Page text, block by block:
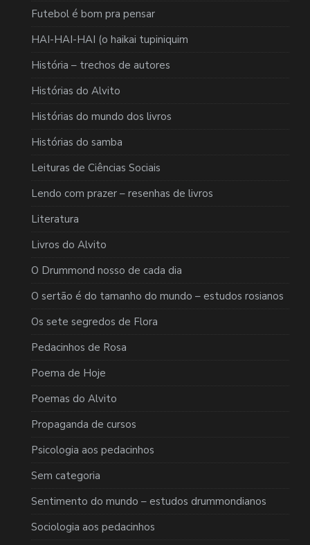
Futebol é bom pra pensar
HAI-HAI-HAI (o haikai tupiniquim
História – trechos de autores
Histórias do Alvito
Histórias do mundo dos livros
Histórias do samba
Leituras de Ciências Sociais
Lendo com prazer – resenhas de livros
Literatura
Livros do Alvito
O Drummond nosso de cada dia
O sertão é do tamanho do mundo – estudos rosianos
Os sete segredos de Flora
Pedacinhos de Rosa
Poema de Hoje
Poemas do Alvito
Propaganda de cursos
Psicologia aos pedacinhos
Sem categoria
Sentimento do mundo – estudos drummondianos
Sociologia aos pedacinhos